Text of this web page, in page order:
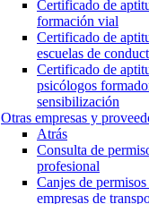
Certificado de
formación vial
Certificado de
escuelas de
Certificado de
psicólogos
sensibilización
Otras empresas y
Atrás
Consulta de
profesional
Canjes de
empresas de